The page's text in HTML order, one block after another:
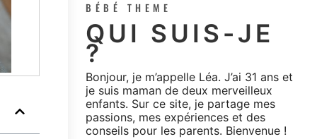
BÉBÉ THEME
QUI SUIS-JE
?
Bonjour, je m’appelle Léa. J’ai 31 ans et
je suis maman de deux merveilleux
enfants. Sur ce site, je partage mes
passions, mes expériences et des
conseils pour les parents. Bienvenue !